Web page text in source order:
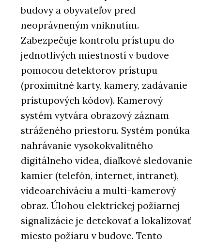
budovy a obyvateľov pred
neoprávneným vniknutím.
Zabezpečuje kontrolu prístupu do
jednotlivých miestností v budove
pomocou detektorov prístupu
(proximitné karty, kamery, zadávanie
prístupových kódov). Kamerový
systém vytvára obrazový záznam
stráženého priestoru. Systém ponúka
nahrávanie vysokokvalitného
digitálneho videa, diaľkové sledovanie
kamier (telefón, internet, intranet),
videoarchiváciu a multi-kamerový
obraz. Úlohou elektrickej požiarnej
signalizácie je detekovať a lokalizovať
miesto požiaru v budove. Tento